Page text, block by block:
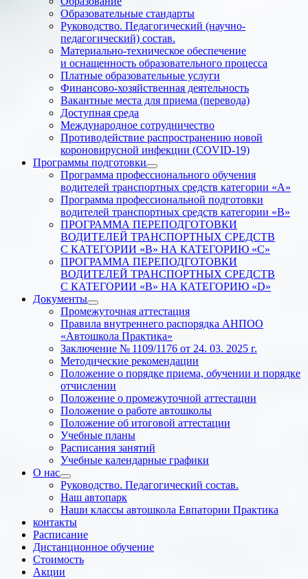
Образовательные стандарты
Руководство. Педагогический (научно-
педагогический) состав.
Материально-техническое обеспечение
и оснащенность образовательного процесса
Платные образовательные услуги
Финансово-хозяйственная деятельность
Вакантные места для приема (перевода)
Доступная среда
Международное сотрудничество
Противодействие распространению новой
короновирусной инфекции (COVID-19)
Программы подготовки
Программа профессионального обучения
водителей транспортных средств категории «А»
Программа профессиональной подготовки
водителей транспортных средств категории «В»
ПРОГРАММА ПЕРЕПОДГОТОВКИ
ВОДИТЕЛЕЙ ТРАНСПОРТНЫХ СРЕДСТВ
С КАТЕГОРИИ «B» НА КАТЕГОРИЮ «C»
ПРОГРАММА ПЕРЕПОДГОТОВКИ
ВОДИТЕЛЕЙ ТРАНСПОРТНЫХ СРЕДСТВ
С КАТЕГОРИИ «B» НА КАТЕГОРИЮ «D»
Документы
Промежуточная аттестация
Правила внутреннего распорядка АНПОО
«Автошкола Практика»
Заключение № 1109/1176 от 24. 03. 2025 г.
Методические рекомендации
Положение о порядке приема, обучении и порядке
отчислении
Положение о промежуточной аттестации
Положение о работе автошколы
Положение об итоговой аттестации
Учебные планы
Расписания занятий
Учебные календарные графики
О нас
Руководство. Педагогический состав.
Наш автопарк
Наши классы автошкола Евпатории Практика
контакты
Расписание
Дистанционное обучение
Стоимость
Акции